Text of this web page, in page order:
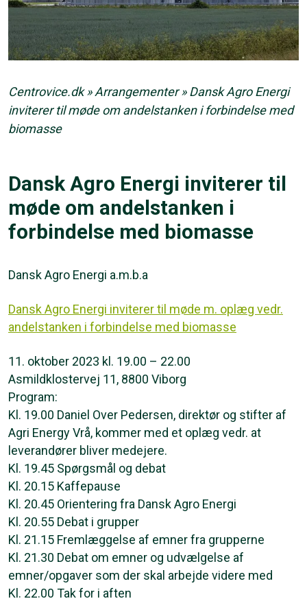
Centrovice.dk»Arrangementer»Dansk Agro Energi
inviterer til møde om andelstanken i forbindelse med
biomasse
Dansk Agro Energi inviterer til
møde om andelstanken i
forbindelse med biomasse
Dansk Agro Energi a.m.b.a
Dansk Agro Energi inviterer til møde m. oplæg vedr.
andelstanken i forbindelse med biomasse
11. oktober 2023 kl. 19.00 – 22.00
Asmildklostervej 11, 8800 Viborg
Program:
Kl. 19.00 Daniel Over Pedersen, direktør og stifter af
Agri Energy Vrå, kommer med et oplæg vedr. at
leverandører bliver medejere.
Kl. 19.45 Spørgsmål og debat
Kl. 20.15 Kaffepause
Kl. 20.45 Orientering fra Dansk Agro Energi
Kl. 20.55 Debat i grupper
Kl. 21.15 Fremlæggelse af emner fra grupperne
Kl. 21.30 Debat om emner og udvælgelse af
emner/opgaver som der skal arbejde videre med
Kl. 22.00 Tak for i aften